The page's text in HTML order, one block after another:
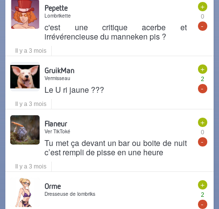
+
0
-
Pepette
Lombrikette
c'est une critique acerbe et
irrévérencieuse du manneken pis ?
Il y a 3 mois
+
2
-
GruikMan
Vermisseau
Le U ri jaune ???
Il y a 3 mois
+
0
-
Flaneur
Ver TikToké
Tu met ça devant un bar ou boite de nuit
c’est rempli de pisse en une heure
Il y a 3 mois
+
2
-
Orme
Dresseuse de lombriks